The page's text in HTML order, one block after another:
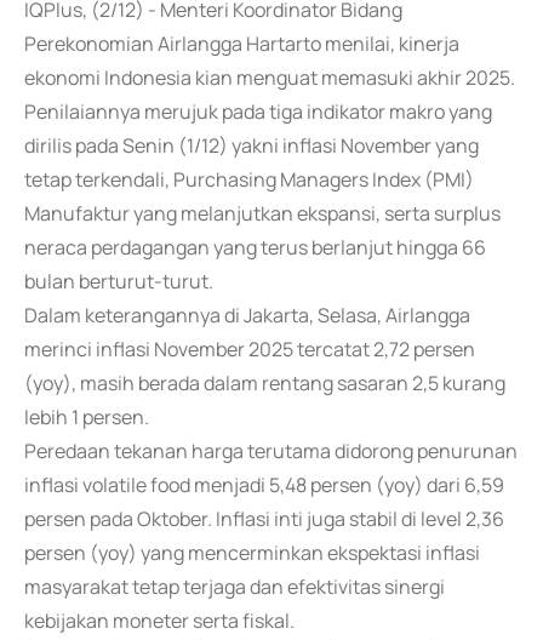
IQPlus, (2/12) - Menteri Koordinator Bidang
Perekonomian Airlangga Hartarto menilai, kinerja
ekonomi Indonesia kian menguat memasuki akhir 2025.
Penilaiannya merujuk pada tiga indikator makro yang
dirilis pada Senin (1/12) yakni inflasi November yang
tetap terkendali, Purchasing Managers Index (PMI)
Manufaktur yang melanjutkan ekspansi, serta surplus
neraca perdagangan yang terus berlanjut hingga 66
bulan berturut-turut.
Dalam keterangannya di Jakarta, Selasa, Airlangga
merinci inflasi November 2025 tercatat 2,72 persen
(yoy), masih berada dalam rentang sasaran 2,5 kurang
lebih 1 persen.
Peredaan tekanan harga terutama didorong penurunan
inflasi volatile food menjadi 5,48 persen (yoy) dari 6,59
persen pada Oktober. Inflasi inti juga stabil di level 2,36
persen (yoy) yang mencerminkan ekspektasi inflasi
masyarakat tetap terjaga dan efektivitas sinergi
kebijakan moneter serta fiskal.